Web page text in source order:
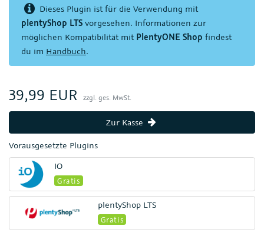
Dieses Plugin ist für die Verwendung mit
plentyShop LTS vorgesehen. Informationen zur
möglichen Kompatibilität mit PlentyONE Shop findest
du im Handbuch.
39,99 EUR zzgl. ges. MwSt.
Zur Kasse
Vorausgesetzte Plugins
IO
Gratis
plentyShop LTS
Gratis